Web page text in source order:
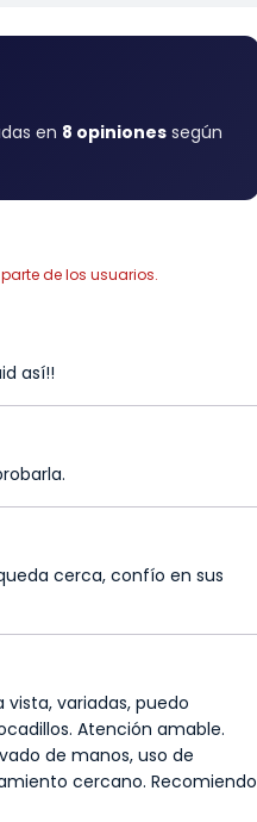
en 8 opiniones según
de los usuarios.
así!!
cerca, confío en sus
variadas, puedo
Atención amable.
de manos, uso de
cercano. Recomiendo